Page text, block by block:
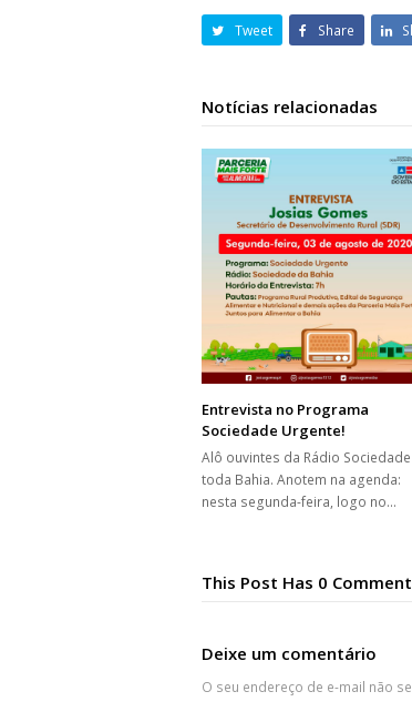
Tweet Share
Notícias relacionadas
Entrevista no Programa
Sociedade Urgente!
Alô ouvintes da Rádio
toda Bahia. Anotem na agenda:
nesta segunda-feira, logo no…
This Post Has 0
Deixe um comentário
O seu endereço de e-mail não